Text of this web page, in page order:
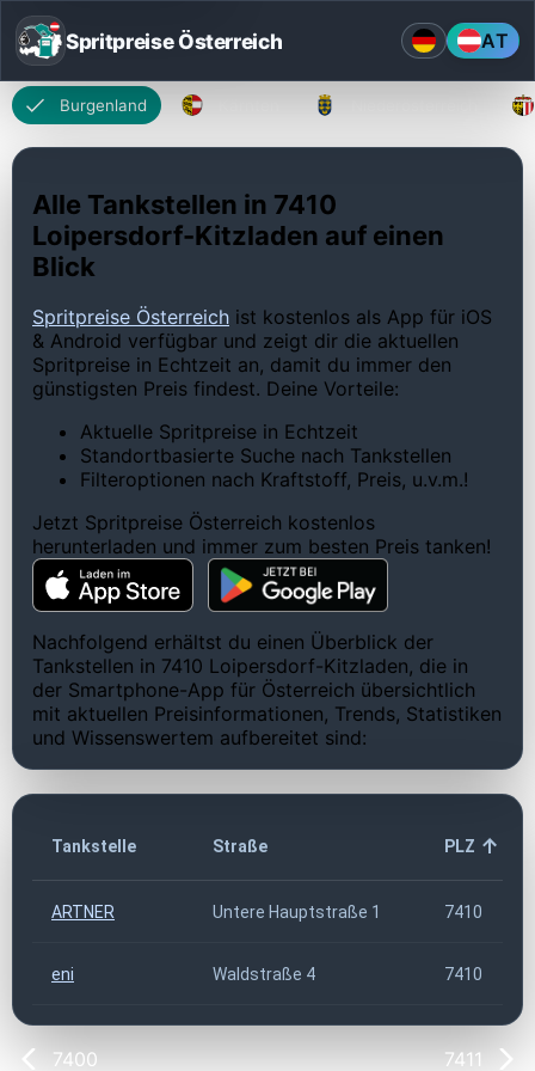
Spritpreise Österreich AT
Burgenland
Alle Tankstellen in 7410
Loipersdorf-Kitzladen auf einen
Blick
Spritpreise Österreich ist kostenlos als App für iOS
& Android verfügbar und zeigt dir die aktuellen
Spritpreise in Echtzeit an, damit du immer den
günstigsten Preis findest. Deine Vorteile:
Aktuelle Spritpreise in Echtzeit
Standortbasierte Suche nach Tankstellen
Filteroptionen nach Kraftstoff, Preis, u.v.m.!
Jetzt Spritpreise Österreich kostenlos
herunterladen und immer zum besten Preis tanken!
Nachfolgend erhältst du einen Überblick der
Tankstellen in 7410 Loipersdorf-Kitzladen, die in
der Smartphone-App für Österreich übersichtlich
mit aktuellen Preisinformationen, Trends, Statistiken
und Wissenswertem aufbereitet sind:
Tankstelle Straße PLZ
ARTNER Untere Hauptstraße 1 7410
eni Waldstraße 4 7410
7400 7411